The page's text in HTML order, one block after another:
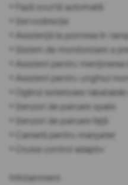
• Fază scurtă automată
• Servodirecție
• Asistență la pornirea în
• Sistem de monitorizare a
• Asistent pentru
• Asistent pentru unghiul mort
• Oglinzi exterioare rabatabile
• Senzori de parcare spate
• Senzori de parcare față
• Cameră pentru marșarier
• Cruise control adaptiv
Infotainment